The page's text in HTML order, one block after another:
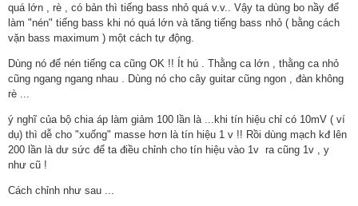
quá lớn , rè , có bản thì tiếng bass nhỏ quá v.v.. Vậy ta dùng bo nầy để
làm "nén" tiếng bass khi nó quá lớn và tăng tiếng bass nhỏ ( bằng cách
vặn bass maximum ) một cách tự động.
Dùng nó để nén tiếng ca cũng OK !! Ít hú . Thằng ca lớn , thằng ca nhỏ
cũng ngang ngang nhau . Dùng nó cho cây guitar cũng ngon , đàn không
rè ...
ý nghĩ của bộ chia áp làm giảm 100 lần là ...khi tín hiệu chỉ có 10mV ( ví
dụ) thì dễ cho "xuống" masse hơn là tín hiệu 1 v !! Rồi dùng mạch kđ lên
200 lần là dư sức để ta điều chỉnh cho tín hiệu vào 1v ra cũng 1v , y
như cũ !
Cách chỉnh như sau ...